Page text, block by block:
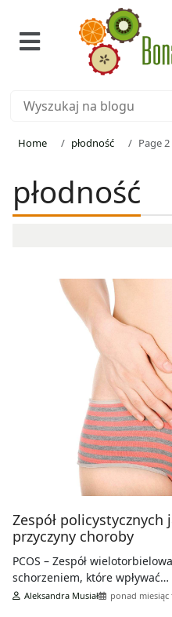
Home płodność Page 2
płodność
Zespół
przyczyny choroby
PCOS – Zespół
schorzeniem, które wpływać…
Aleksandra Musiał ponad miesiąc